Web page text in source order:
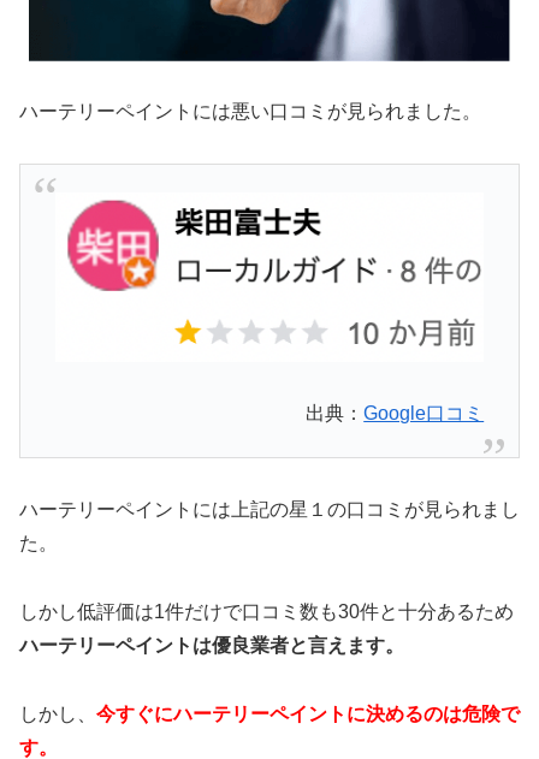
ハーテリーペイントには悪い口コミが見られました。
出典：Google口コミ
ハーテリーペイントには上記の星１の口コミが見られまし
た。
しかし低評価は1件だけで口コミ数も30件と十分あるため
ハーテリーペイントは優良業者と言えます。
しかし、 今すぐにハーテリーペイントに決めるのは危険で
す。